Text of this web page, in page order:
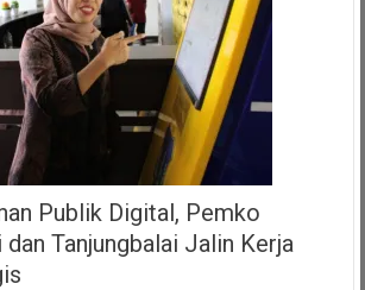
Publik Digital, Pemko
Tanjungbalai Jalin Kerja